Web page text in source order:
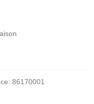
86170001